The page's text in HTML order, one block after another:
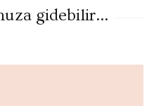
gidebilir...